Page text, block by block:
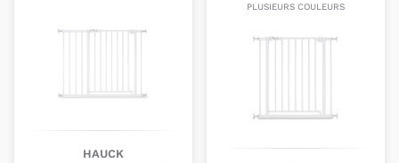
HAUCK
PLUSIEURS COULEURS